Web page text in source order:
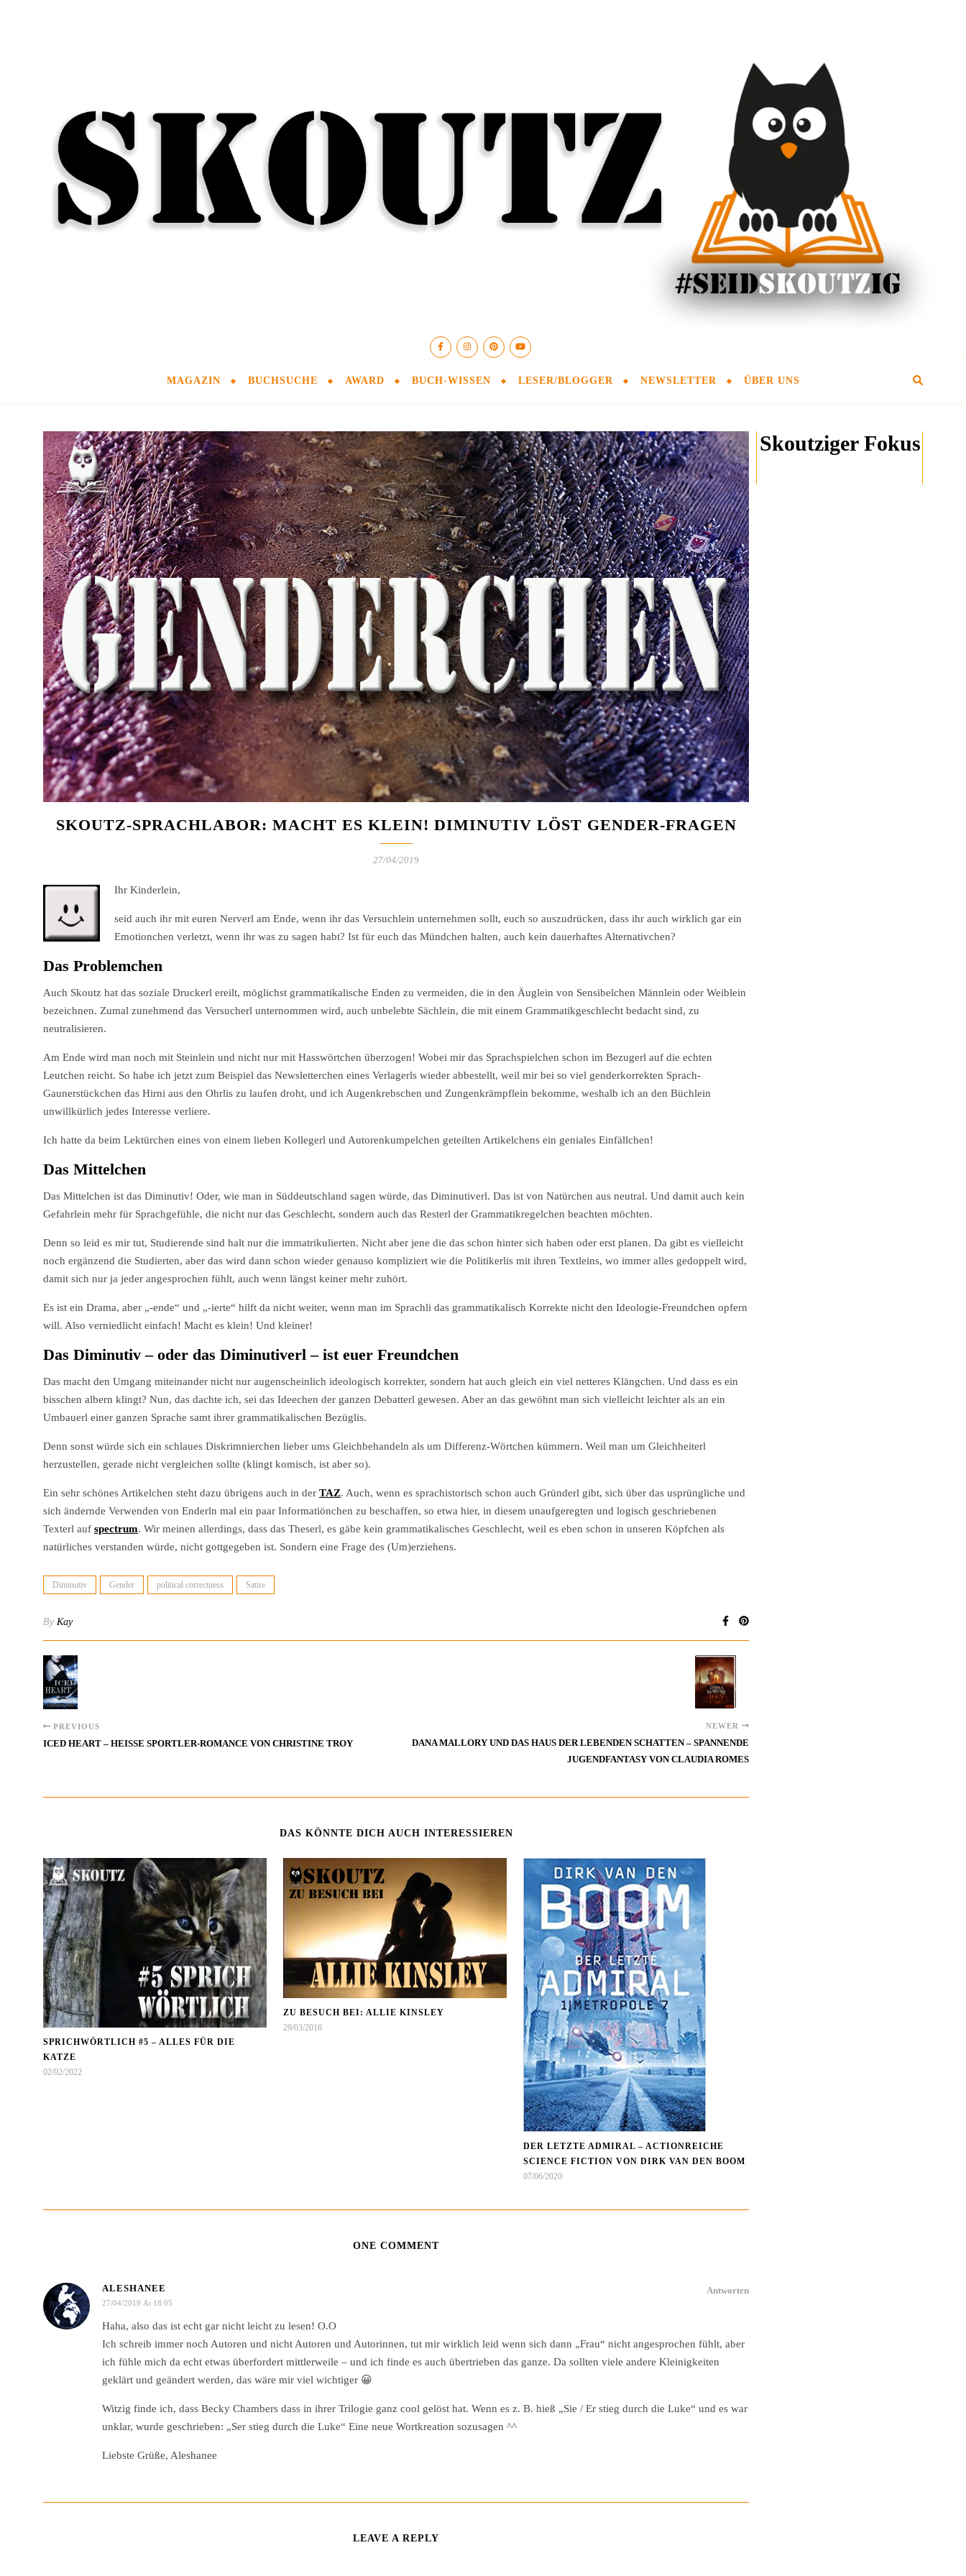
MAGAZIN BUCHSUCHE AWARD BUCH-WISSEN LESER/BLOGGER NEWSLETTER ÜBER UNS
SKOUTZ-SPRACHLABOR: MACHT ES KLEIN! DIMINUTIV LÖST GENDER-FRAGEN
27/04/2019
Ihr Kinderlein,
seid auch ihr mit euren Nerverl am Ende, wenn ihr das Versuchlein unternehmen sollt, euch so auszudrücken, dass ihr auch wirklich gar ein
Emotionchen verletzt, wenn ihr was zu sagen habt? Ist für euch das Mündchen halten, auch kein dauerhaftes Alternativchen?
Das Problemchen
Auch Skoutz hat das soziale Druckerl ereilt, möglichst grammatikalische Enden zu vermeiden, die in den Äuglein von Sensibelchen Männlein oder Weiblein
bezeichnen. Zumal zunehmend das Versucherl unternommen wird, auch unbelebte Sächlein, die mit einem Grammatikgeschlecht bedacht sind, zu
neutralisieren.
Am Ende wird man noch mit Steinlein und nicht nur mit Hasswörtchen überzogen! Wobei mir das Sprachspielchen schon im Bezugerl auf die echten
Leutchen reicht. So habe ich jetzt zum Beispiel das Newsletterchen eines Verlagerls wieder abbestellt, weil mir bei so viel genderkorrekten Sprach-
Gaunerstückchen das Hirni aus den Ohrlis zu laufen droht, und ich Augenkrebschen und Zungenkrämpflein bekomme, weshalb ich an den Büchlein
unwillkürlich jedes Interesse verliere.
Ich hatte da beim Lektürchen eines von einem lieben Kollegerl und Autorenkumpelchen geteilten Artikelchens ein geniales Einfällchen!
Das Mittelchen
Das Mittelchen ist das Diminutiv! Oder, wie man in Süddeutschland sagen würde, das Diminutiverl. Das ist von Natürchen aus neutral. Und damit auch kein
Gefahrlein mehr für Sprachgefühle, die nicht nur das Geschlecht, sondern auch das Resterl der Grammatikregelchen beachten möchten.
Denn so leid es mir tut, Studierende sind halt nur die immatrikulierten. Nicht aber jene die das schon hinter sich haben oder erst planen. Da gibt es vielleicht
noch ergänzend die Studierten, aber das wird dann schon wieder genauso kompliziert wie die Politikerlis mit ihren Textleins, wo immer alles gedoppelt wird,
damit sich nur ja jeder angesprochen fühlt, auch wenn längst keiner mehr zuhört.
Es ist ein Drama, aber „-ende“ und „-ierte“ hilft da nicht weiter, wenn man im Sprachli das grammatikalisch Korrekte nicht den Ideologie-Freundchen opfern
will. Also verniedlicht einfach! Macht es klein! Und kleiner!
Das Diminutiv – oder das Diminutiverl – ist euer Freundchen
Das macht den Umgang miteinander nicht nur augenscheinlich ideologisch korrekter, sondern hat auch gleich ein viel netteres Klängchen. Und dass es ein
bisschen albern klingt? Nun, das dachte ich, sei das Ideechen der ganzen Debatterl gewesen. Aber an das gewöhnt man sich vielleicht leichter als an ein
Umbauerl einer ganzen Sprache samt ihrer grammatikalischen Bezüglis.
Denn sonst würde sich ein schlaues Diskrimnierchen lieber ums Gleichbehandeln als um Differenz-Wörtchen kümmern. Weil man um Gleichheiterl
herzustellen, gerade nicht vergleichen sollte (klingt komisch, ist aber so).
Ein sehr schönes Artikelchen steht dazu übrigens auch in der TAZ. Auch, wenn es sprachistorisch schon auch Gründerl gibt, sich über das usprüngliche und
sich ändernde Verwenden von Enderln mal ein paar Informatiönchen zu beschaffen, so etwa hier, in diesem unaufgeregten und logisch geschriebenen
Texterl auf spectrum. Wir meinen allerdings, dass das Theserl, es gäbe kein grammatikalisches Geschlecht, weil es eben schon in unseren Köpfchen als
natürliches verstanden würde, nicht gottgegeben ist. Sondern eine Frage des (Um)erziehens.
Diminutiv Gender political correctness Satire
By Kay
PREVIOUS
ICED HEART – HEISSE SPORTLER-ROMANCE VON CHRISTINE TROY
NEWER
DANA MALLORY UND DAS HAUS DER LEBENDEN SCHATTEN – SPANNENDE
JUGENDFANTASY VON CLAUDIA ROMES
DAS KÖNNTE DICH AUCH INTERESSIEREN
SPRICHWÖRTLICH #5 – ALLES FÜR DIE
KATZE
02/02/2022
ZU BESUCH BEI: ALLIE KINSLEY
29/03/2016
DER LETZTE ADMIRAL – ACTIONREICHE
SCIENCE FICTION VON DIRK VAN DEN BOOM
07/06/2020
ONE COMMENT
ALESHANEE
27/04/2019 At 18:05
Antworten
Haha, also das ist echt gar nicht leicht zu lesen! O.O
Ich schreib immer noch Autoren und nicht Autoren und Autorinnen, tut mir wirklich leid wenn sich dann „Frau“ nicht angesprochen fühlt, aber
ich fühle mich da echt etwas überfordert mittlerweile – und ich finde es auch übertrieben das ganze. Da sollten viele andere Kleinigkeiten
geklärt und geändert werden, das wäre mir viel wichtiger 😀
Witzig finde ich, dass Becky Chambers dass in ihrer Trilogie ganz cool gelöst hat. Wenn es z. B. hieß „Sie / Er stieg durch die Luke“ und es war
unklar, wurde geschrieben: „Ser stieg durch die Luke“ Eine neue Wortkreation sozusagen ^^
Liebste Grüße, Aleshanee
LEAVE A REPLY
Skoutziger Fokus